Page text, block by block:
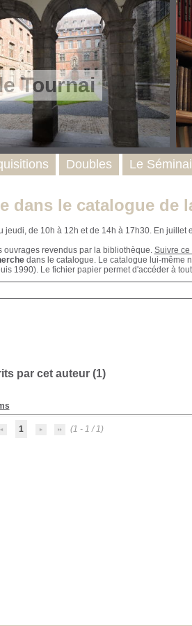
Tournai
dans le catalogue de
jeudi, de 10h à 12h et de 14h à 17h30. En juillet
ouvrages revendus par la bibliothèque. Suivre ce
dans le catalogue. Le catalogue lui-même
1990). Le fichier papier permet d'accéder à
par cet auteur (1)
1 (1 - 1 / 1)
Doubles Le